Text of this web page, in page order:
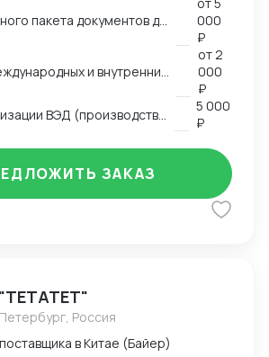
оптовые продажи всё
с логистическими компаниями,
прорабатывали различные
сложные включая мед
работаю с Китаем и Турцией.
группы товаров. Участвую в
и выставках.
Подготовка полного пакета документов для экспортно-импортных поставок
000
₽
Организация международных и внутренних перевозок всеми видами транспорта
от2
000
₽
5 000
₽
ЗАКАЗ
Россия
в Китае (Байер)